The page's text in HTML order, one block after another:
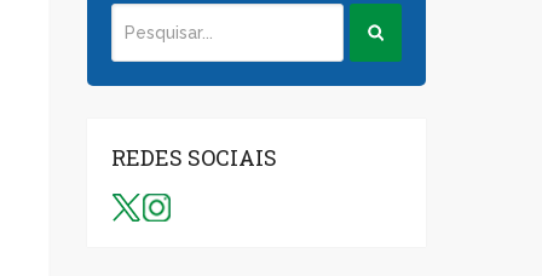
REDES SOCIAIS